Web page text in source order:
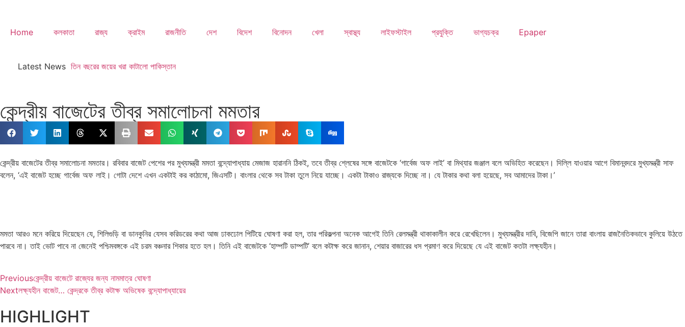
Home কলকাতা রাজ্য ক্রাইম রাজনীতি দেশ বিদেশ বিনোদন খেলা স্বাস্থ্য লাইফস্টাইল প্রযুক্তি ভাগ্যচক্র Epaper
Latest News তিন বছরের জয়ের খরা কাটালো পাকিস্তান
কেন্দ্রীয় বাজেটের তীব্র সমালোচনা মমতার
কেন্দ্রীয় বাজেটের তীব্র সমালোচনা মমতার। রবিবার বাজেট পেশের পর মুখ্যমন্ত্রী মমতা বন্দ্যোপাধ্যায় মেজাজ হারাননি ঠিকই, তবে তীব্র শ্লেষের সঙ্গে বাজেটকে ‘গার্বেজ অফ লাই’ বা মিথ্যার জঞ্জাল বলে অভিহিত করেছেন। দিল্লি যাওয়ার আগে বিমানবন্দরে মুখ্যমন্ত্রী সাফ
বলেন, ‘এই বাজেট হচ্ছে গার্বেজ অফ লাই। গোটা দেশে এখন একটাই কর কাঠামো, জিএসটি। বাংলার থেকে সব টাকা তুলে নিয়ে যাচ্ছে। একটা টাকাও রাজ্যকে দিচ্ছে না। যে টাকার কথা বলা হয়েছে, সব আমাদের টাকা।’
মমতা আরও মনে করিয়ে দিয়েছেন যে, শিলিগুড়ি বা ডানকুনির যেসব করিডরের কথা আজ ঢাকঢোল পিটিয়ে ঘোষণা করা হল, তার পরিকল্পনা অনেক আগেই তিনি রেলমন্ত্রী থাকাকালীন করে রেখেছিলেন। মুখ্যমন্ত্রীর দাবি, বিজেপি জানে তারা বাংলায় রাজনৈতিকভাবে কুলিয়ে উঠতে
পারবে না। তাই ভোট পাবে না জেনেই পশ্চিমবঙ্গকে এই চরম বঞ্চনার শিকার হতে হল। তিনি এই বাজেটকে ‘হাম্পটি ডাম্পটি’ বলে কটাক্ষ করে জানান, শেয়ার বাজারের ধস প্রমাণ করে দিয়েছে যে এই বাজেট কতটা লক্ষ্যহীন।
Previousকেন্দ্রীয় বাজেটে রাজ্যের জন্য নামমাত্র ঘোষণা
Nextলক্ষ্যহীন বাজেট… কেন্দ্রকে তীব্র কটাক্ষ অভিষেক বন্দ্যোপাধ্যায়ের
HIGHLIGHT